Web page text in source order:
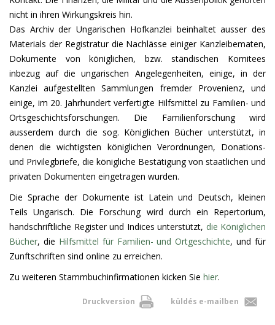
nicht in ihren Wirkungskreis hin.
Das Archiv der Ungarischen Hofkanzlei beinhaltet ausser des
Materials der Registratur die Nachlässe einiger Kanzleibematen,
Dokumente von königlichen, bzw. ständischen Komitees
inbezug auf die ungarischen Angelegenheiten, einige, in der
Kanzlei aufgestellten Sammlungen fremder Provenienz, und
einige, im 20. Jahrhundert verfertigte Hilfsmittel zu Familien- und
Ortsgeschichtsforschungen. Die Familienforschung wird
ausserdem durch die sog. Königlichen Bücher unterstützt, in
denen die wichtigsten königlichen Verordnungen, Donations-
und Privilegbriefe, die königliche Bestätigung von staatlichen und
privaten Dokumenten eingetragen wurden.
Die Sprache der Dokumente ist Latein und Deutsch, kleinen
Teils Ungarisch. Die Forschung wird durch ein Repertorium,
handschriftliche Register und Indices unterstützt, die Königlichen
Bücher, die Hilfsmittel für Familien- und Ortgeschichte, und für
Zunftschriften sind online zu erreichen.
Zu weiteren Stammbuchinfirmationen kicken Sie hier.
Druckversion küldés e-mailben